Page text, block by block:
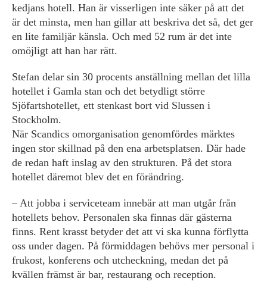
kedjans hotell. Han är visserligen inte säker på att det
är det minsta, men han gillar att beskriva det så, det ger
en lite familjär känsla. Och med 52 rum är det inte
omöjligt att han har rätt.
Stefan delar sin 30 procents anställning mellan det lilla
hotellet i Gamla stan och det betydligt större
Sjöfartshotellet, ett stenkast bort vid Slussen i
Stockholm.
När Scandics omorganisation genomfördes märktes
ingen stor skillnad på den ena arbetsplatsen. Där hade
de redan haft inslag av den strukturen. På det stora
hotellet däremot blev det en förändring.
– Att jobba i serviceteam innebär att man utgår från
hotellets behov. Personalen ska finnas där gästerna
finns. Rent krasst betyder det att vi ska kunna förflytta
oss under dagen. På förmiddagen behövs mer personal i
frukost, konferens och utcheckning, medan det på
kvällen främst är bar, restaurang och reception.